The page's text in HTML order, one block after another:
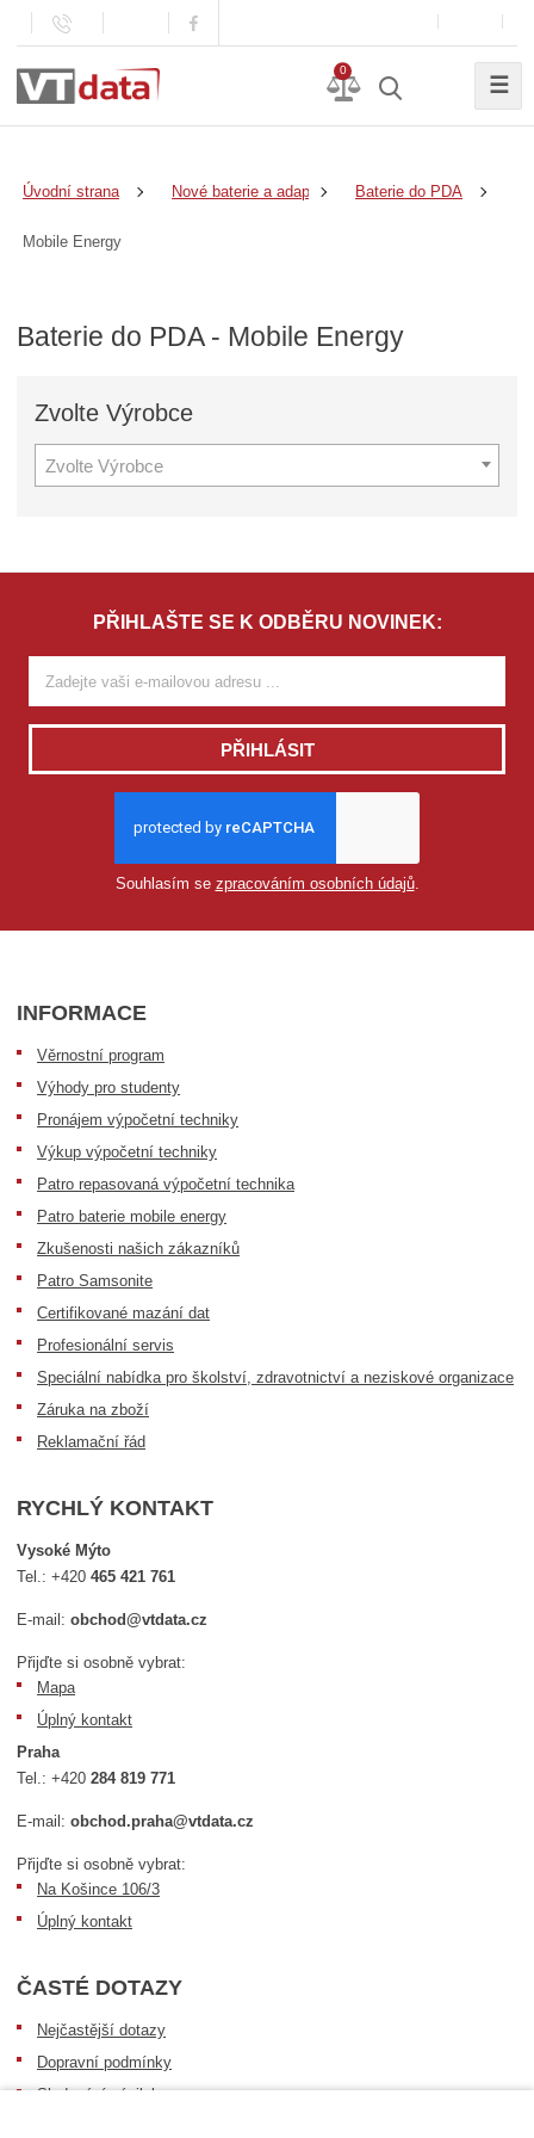
0
☰
Úvodní strana Nové baterie a adaptéry Baterie do PDA
Mobile Energy
Baterie do PDA - Mobile Energy
ZvolteVýrobce
Zvolte Výrobce
o
l
Zvolte Model
PŘIHLAŠTE SE K ODBĚRU NOVINEK:
PŘIHLÁSIT
Souhlasím se zpracováním osobních údajů.
INFORMACE
Věrnostní program
Výhody pro studenty
Pronájem výpočetní techniky
Výkup výpočetní techniky
Patro repasovaná výpočetní technika
Patro baterie mobile energy
Zkušenosti našich zákazníků
Patro Samsonite
Certifikované mazání dat
Profesionální servis
Speciální nabídka pro školství, zdravotnictví a neziskové organizace
Záruka na zboží
Reklamační řád
RYCHLÝ KONTAKT
Vysoké Mýto
Tel.:+420465 421 761
E-mail:obchod@vtdata.cz
Přijďte si osobně vybrat:
Mapa
Úplný kontakt
Praha
Tel.:+420284 819 771
E-mail:obchod.praha@vtdata.cz
Přijďte si osobně vybrat:
Na Košince 106/3
Úplný kontakt
ČASTÉ DOTAZY
Nejčastější dotazy
Dopravní podmínky
Sledování zásilek